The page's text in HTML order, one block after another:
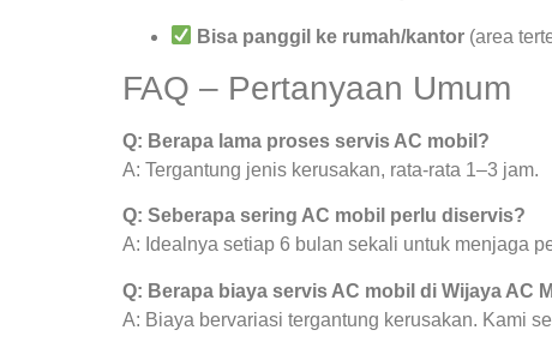
Bisa panggil ke rumah/kantor (area
FAQ – Pertanyaan Umum
Q: Berapa lama proses servis AC mobil?
A: Tergantung jenis kerusakan, rata-rata 1–3 jam.
Q: Seberapa sering AC mobil perlu diservis?
A: Idealnya setiap 6 bulan sekali untuk menjaga
Q: Berapa biaya servis AC mobil di Wijaya AC
A: Biaya bervariasi tergantung kerusakan. Kami